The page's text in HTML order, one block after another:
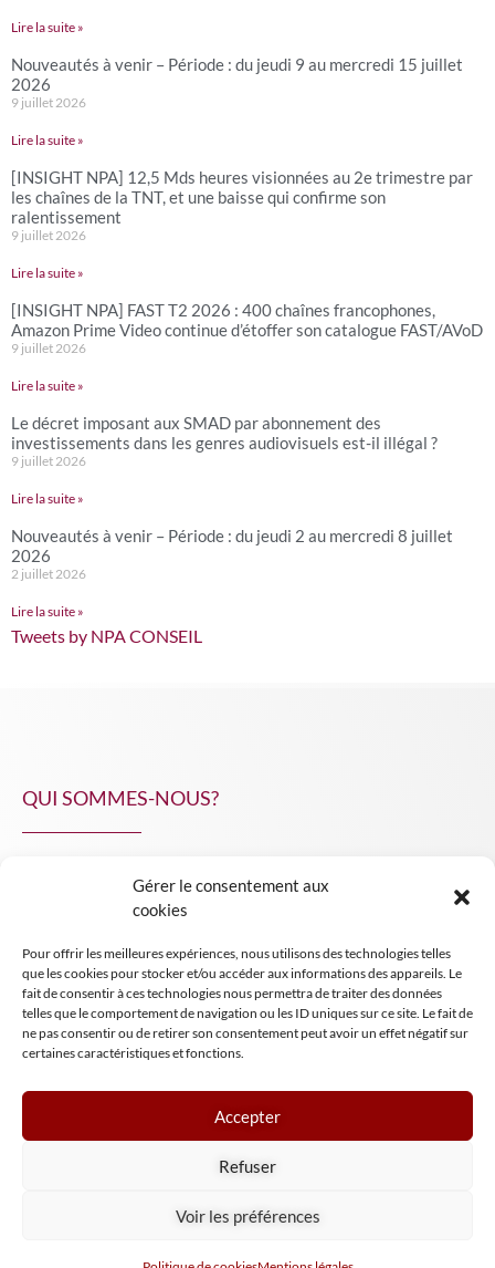
Gérer le consentement aux
cookies
Pour offrir les meilleures expériences, nous utilisons des technologies telles
que les cookies pour stocker et/ou accéder aux informations des appareils. Le
fait de consentir à ces technologies nous permettra de traiter des données
telles que le comportement de navigation ou les ID uniques sur ce site. Le fait de
ne pas consentir ou de retirer son consentement peut avoir un effet négatif sur
certaines caractéristiques et fonctions.
Accepter
Refuser
Voir les préférences
Lire la suite »
Nouveautés à venir – Période : du jeudi 9 au mercredi 15 juillet
2026
9 juillet 2026
Lire la suite »
[INSIGHT NPA] 12,5 Mds heures visionnées au 2e trimestre par
les chaînes de la TNT, et une baisse qui confirme son
ralentissement
9 juillet 2026
Lire la suite »
[INSIGHT NPA] FAST T2 2026 : 400 chaînes francophones,
Amazon Prime Video continue d’étoffer son catalogue FAST/AVoD
9 juillet 2026
Lire la suite »
Le décret imposant aux SMAD par abonnement des
investissements dans les genres audiovisuels est-il illégal ?
9 juillet 2026
Lire la suite »
Nouveautés à venir – Période : du jeudi 2 au mercredi 8 juillet
2026
2 juillet 2026
Lire la suite »
Tweets by NPA CONSEIL
QUI SOMMES-NOUS?
INSIGHT NPA
Mentions légales
Tous droits réservés NPA Conseil